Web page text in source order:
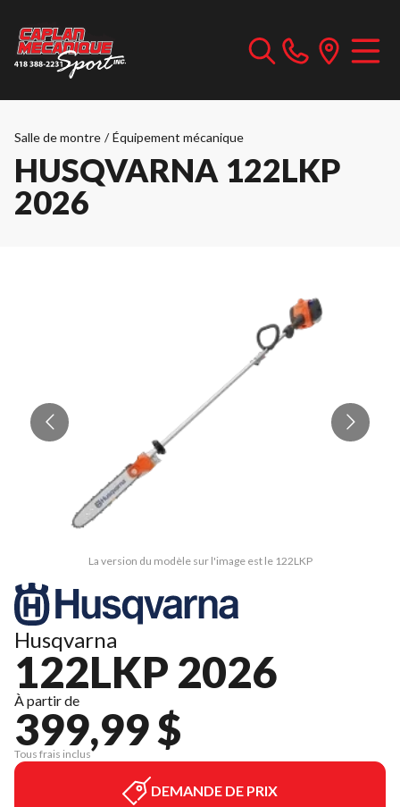
Salle de montre / Équipement mécanique
HUSQVARNA 122LKP
2026
La version du modèle sur l'image est le 122LKP
Husqvarna
122LKP 2026
À partir de
399,99 $
Tous frais inclus
DEMANDE DE PRIX